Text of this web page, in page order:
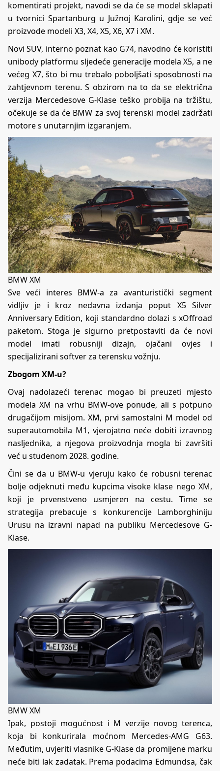
komentirati projekt, navodi se da će se model sklapati
u tvornici Spartanburg u Južnoj Karolini, gdje se već
proizvode modeli X3, X4, X5, X6, X7 i XM.
Novi SUV, interno poznat kao G74, navodno će koristiti
unibody platformu sljedeće generacije modela X5, a ne
većeg X7, što bi mu trebalo poboljšati sposobnosti na
zahtjevnom terenu. S obzirom na to da se električna
verzija Mercedesove G-Klase teško probija na tržištu,
očekuje se da će BMW za svoj terenski model zadržati
motore s unutarnjim izgaranjem.
BMW XM
Sve veći interes BMW-a za avanturistički segment
vidljiv je i kroz nedavna izdanja poput X5 Silver
Anniversary Edition, koji standardno dolazi s xOffroad
paketom. Stoga je sigurno pretpostaviti da će novi
model imati robusniji dizajn, ojačani ovjes i
specijalizirani softver za terensku vožnju.
Zbogom XM-u?
Ovaj nadolazeći terenac mogao bi preuzeti mjesto
modela XM na vrhu BMW-ove ponude, ali s potpuno
drugačijom misijom. XM, prvi samostalni M model od
superautomobila M1, vjerojatno neće dobiti izravnog
nasljednika, a njegova proizvodnja mogla bi završiti
već u studenom 2028. godine.
Čini se da u BMW-u vjeruju kako će robusni terenac
bolje odjeknuti među kupcima visoke klase nego XM,
koji je prvenstveno usmjeren na cestu. Time se
strategija prebacuje s konkurencije Lamborghiniju
Urusu na izravni napad na publiku Mercedesove G-
Klase.
BMW XM
Ipak, postoji mogućnost i M verzije novog terenca,
koja bi konkurirala moćnom Mercedes-AMG G63.
Međutim, uvjeriti vlasnike G-Klase da promijene marku
neće biti lak zadatak. Prema podacima Edmundsa, čak